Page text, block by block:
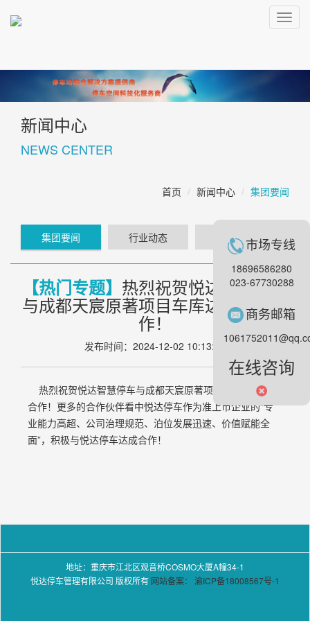
新闻中心
NEWS CENTER
首页 新闻中心 集团要闻
集团要闻 行业动态 热门专题
【热门专题】 热烈祝贺悦达智慧停车
与成都天宸原著项目车库达成全面合
作！
发布时间：2024-12-02 10:13:56
热烈祝贺悦达智慧停车与成都天宸原著项目车库达成全面
合作！更多的合作伙伴看中悦达停车作为准上市企业的“专
业能力高超、公司治理规范、泊位发展迅速、价值赋能全
面”，积极与悦达停车达成合作！
市场专线
18696586280
023-67730288
商务邮箱
在线咨询
地址：重庆市江北区观音桥COSMO大厦A幢34-1
悦达停车管理有限公司 版权所有 网站备案： 渝ICP备18008567号-1